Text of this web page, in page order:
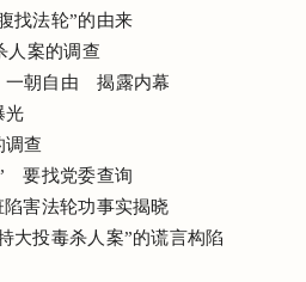
找法轮”的由来
人案的调查
朝自由 揭露内幕
光
调查
要找党委查询
害法轮功事实揭晓
大投毒杀人案”的谎言构陷